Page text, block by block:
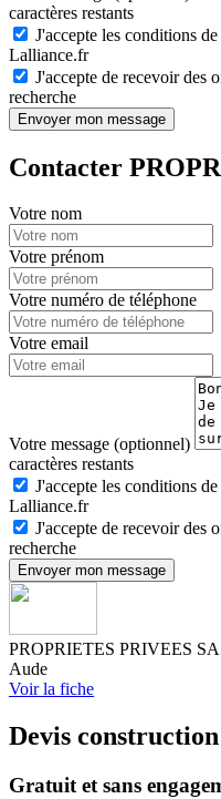
caractères restants
J'accepte les conditions
Lalliance.fr
J'accepte de recevoir des
recherche
Envoyer mon message
Contacter
Votre nom
Votre prénom
Votre numéro de téléphone
Votre email
Votre message (optionnel)
caractères restants
J'accepte les conditions
Lalliance.fr
J'accepte de recevoir des
recherche
Envoyer mon message
PROPRIETES PRIVEES
Aude
Voir la fiche
Devis
Gratuit et sans